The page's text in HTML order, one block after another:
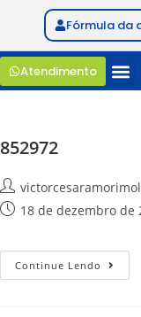
Fórmula da
Atendimento
852972
18 de dezembro de
Continue Lendo